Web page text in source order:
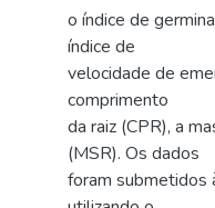
o índice de
índice de
velocidade de
comprimento
da raiz (CPR), a
(MSR). Os dados
foram submetidos